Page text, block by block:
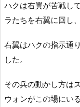
ハクは右翼が苦戦し
ラたちを右翼に回し
右翼はハクの指示通
した。
その兵の動かし方は
ウォンがこの場にい